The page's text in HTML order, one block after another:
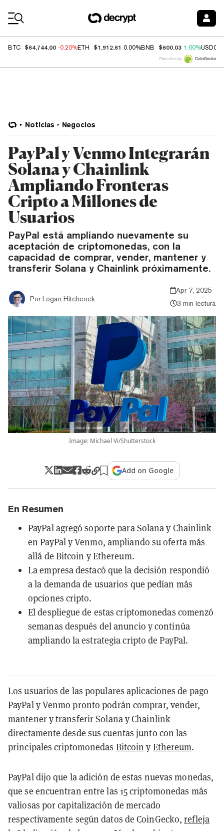
BTC $64,744.00 -0.20%ETH $1,912.61 0.00%BNB $600.03 1.60%USDC
Price data by
Noticias Negocios
PayPal y Venmo Integrarán
Solana y Chainlink
Ampliando Fronteras
Cripto a Millones de
Usuarios
PayPal está ampliando nuevamente su
aceptación de criptomonedas, con la
capacidad de comprar, vender, mantener y
transferir Solana y Chainlink próximamente.
Por Logan Hitchcock
Apr 7, 2025
3 min lectura
Image: Michael Vi/Shutterstock
Add on Google
En Resumen
PayPal agregó soporte para Solana y Chainlink
en PayPal y Venmo, ampliando su oferta más
allá de Bitcoin y Ethereum.
La empresa destacó que la decisión respondió
a la demanda de usuarios que pedían más
opciones cripto.
El despliegue de estas criptomonedas comenzó
semanas después del anuncio y continúa
ampliando la estrategia cripto de PayPal.
Los usuarios de las populares aplicaciones de pago
PayPal y Venmo pronto podrán comprar, vender,
mantener y transferirSolanayChainlink
directamente desde sus cuentas junto con las
principales criptomonedas Bitcoin y Ethereum.
PayPal dijo que la adición de estas nuevas monedas,
que se encuentran entre las 15 criptomonedas más
valiosas por capitalización de mercado
respectivamente según datos de CoinGecko,refleja